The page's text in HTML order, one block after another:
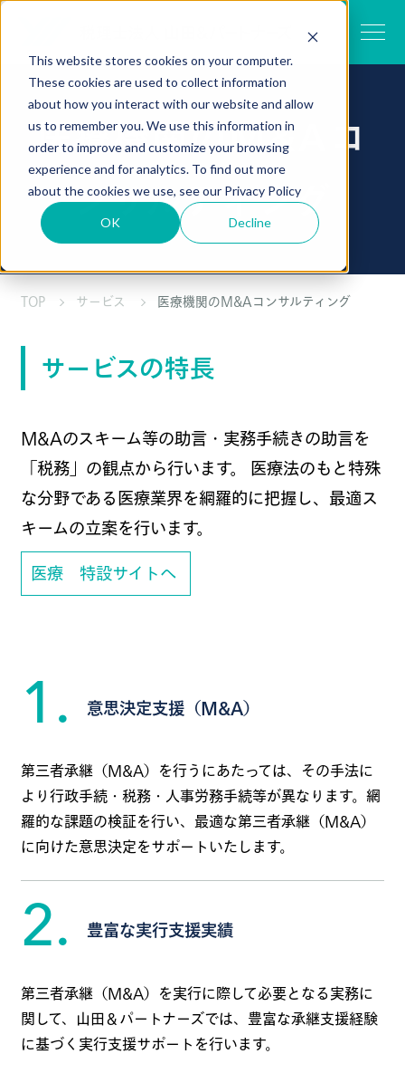
This website stores cookies on your computer.
These cookies are used to collect information
about how you interact with our website and allow
us to remember you. We use this information in
order to improve and customize your browsing
experience and for analytics. To find out more
about the cookies we use, see our Privacy Policy
OK Decline
医療機関のM&Aコ
ンサルティング
TOP サービス 医療機関のM&Aコンサルティング
サービスの特長
M&Aのスキーム等の助言・実務手続きの助言を
「税務」の観点から行います。 医療法のもと特殊
な分野である医療業界を網羅的に把握し、最適ス
キームの立案を行います。
医療 特設サイトへ
1. 意思決定支援（M&A）
第三者承継（M&A）を行うにあたっては、その手法に
より行政手続・税務・人事労務手続等が異なります。網
羅的な課題の検証を行い、最適な第三者承継（M&A）
に向けた意思決定をサポートいたします。
2. 豊富な実行支援実績
第三者承継（M&A）を実行に際して必要となる実務に
関して、山田＆パートナーズでは、豊富な承継支援経験
に基づく実行支援サポートを行います。